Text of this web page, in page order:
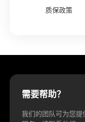
质保政策
需要帮助？
我们的团队可为您